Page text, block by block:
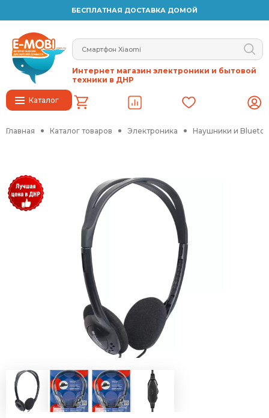
БЕСПЛАТНАЯ ДОСТАВКА ДОМОЙ
Каталог
Интернет магазин электроники и бытовой
техники в ДНР
Главная Каталог товаров Электроника Наушники и